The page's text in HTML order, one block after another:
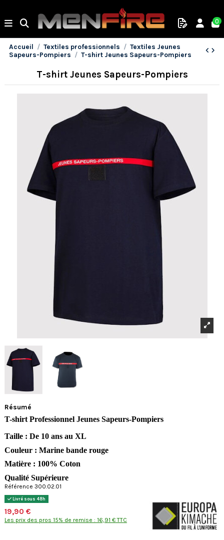
0
Accueil Textiles professionnels
Textiles Jeunes
Sapeurs-Pompiers
T-shirt Jeunes Sapeurs-Pompiers
Résumé
T-shirt Professionnel Jeunes Sapeurs-Pompiers
Taille : De 10 ans au XL
Couleur : Marine bande rouge
Matière : 100% Coton
Qualité Supérieure
T-shirt Jeunes Sapeurs-Pompiers
Référence 300.02.01
Livré sous 48h
19,90 €
Les prix des pros 15% de remise : 16,91 € TTC